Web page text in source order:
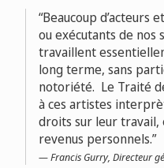
Beaucoup d’acteurs
ou exécutants de
travaillent
long terme, sans
notoriété. Le Traité
à ces artistes
droits sur leur travail,
revenus personnels.
Francis Gurry, Directeur